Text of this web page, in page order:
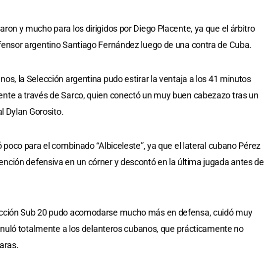
y mucho para los dirigidos por Diego Placente, ya que el árbitro
argentino Santiago Fernández luego de una contra de Cuba.
la Selección argentina pudo estirar la ventaja a los 41 minutos
a través de Sarco, quien conectó un muy buen cabezazo tras un
Dylan Gorosito.
para el combinado “Albiceleste”, ya que el lateral cubano Pérez
defensiva en un córner y descontó en la última jugada antes de
Sub 20 pudo acomodarse mucho más en defensa, cuidó muy
totalmente a los delanteros cubanos, que prácticamente no